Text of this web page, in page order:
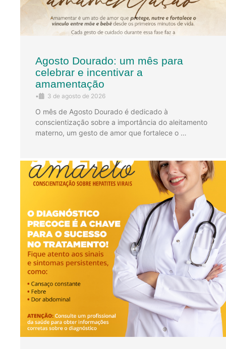
Agosto Dourado: um mês para
celebrar e incentivar a
amamentação
• 3 de agosto de 2026
O mês de Agosto Dourado é dedicado à
conscientização sobre a importância do aleitamento
materno, um gesto de amor que fortalece o …